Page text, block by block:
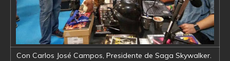
Con Carlos José Campos, Presidente de Saga Skywalker.